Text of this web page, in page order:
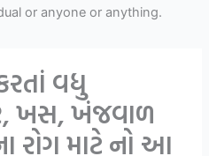
or anyone or anything.
વધુ
ખસ, ખંજવાળ
રોગ માટે નો આ